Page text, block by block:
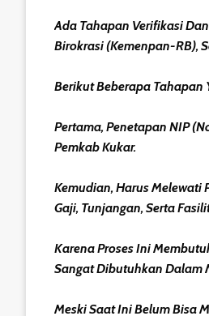
Ada Tahapan Verifikasi
Birokrasi (Kemenpan-RB),
Berikut Beberapa Tahapan
Pertama, Penetapan NIP
Pemkab Kukar.
Kemudian, Harus Melewati
Gaji, Tunjangan, Serta
Karena Proses Ini
Sangat Dibutuhkan Dalam
Meski Saat Ini Belum Bisa